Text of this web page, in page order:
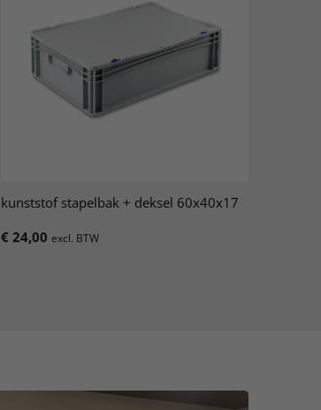
kunststof stapelbak + deksel 60x40x17
€ 24,00 excl. BTW